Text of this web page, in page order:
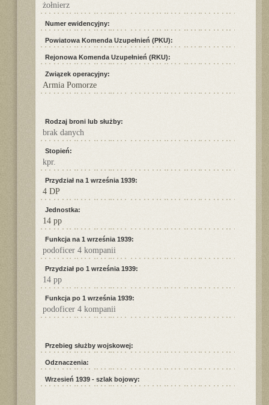
żołnierz
Numer ewidencyjny:
Powiatowa Komenda Uzupełnień (PKU):
Rejonowa Komenda Uzupełnień (RKU):
Związek operacyjny:
Armia Pomorze
Rodzaj broni lub służby:
brak danych
Stopień:
kpr.
Przydział na 1 września 1939:
4 DP
Jednostka:
14 pp
Funkcja na 1 września 1939:
podoficer 4 kompanii
Przydział po 1 września 1939:
14 pp
Funkcja po 1 września 1939:
podoficer 4 kompanii
Przebieg służby wojskowej:
Odznaczenia:
Wrzesień 1939 - szlak bojowy: